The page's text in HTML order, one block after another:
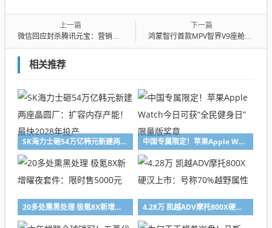
上一篇
微信回应封杀腾讯元宝：营销活动干扰平台生态秩序 对用户造成骚扰
下一篇
鸿蒙智行首款MPV智界V9座舱公布：二排座椅可对向旋转 秒变会客厅
相关推荐
SK海力士砸54万亿韩元新建两座晶圆厂：扩容内存产能！最快2028年投产 中国专属限定！苹果Apple Watch今日可获“全民健身日”限量版奖章
20多处熏黑处理 极氪8X新增曜夜套件：限时售5000元 4.28万 凯越ADV摩托800X硬汉上市：号称70%越野属性